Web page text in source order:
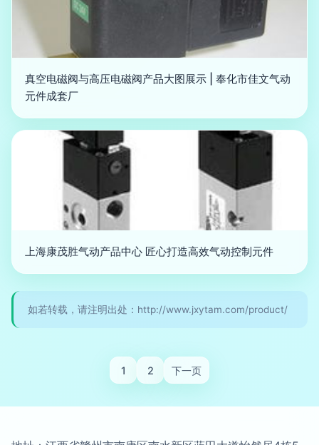
真空电磁阀与高压电磁阀产品大图展示 | 奉化市佳文气动
元件成套厂
上海康茂胜气动产品中心 匠心打造高效气动控制元件
如若转载，请注明出处：http://www.jxytam.com/product/
1 2 下一页